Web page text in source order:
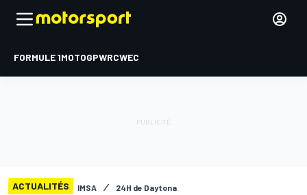
FORMULE 1MOTOGPWRCWEC
ACTUALITÉS IMSA 24H de Daytona